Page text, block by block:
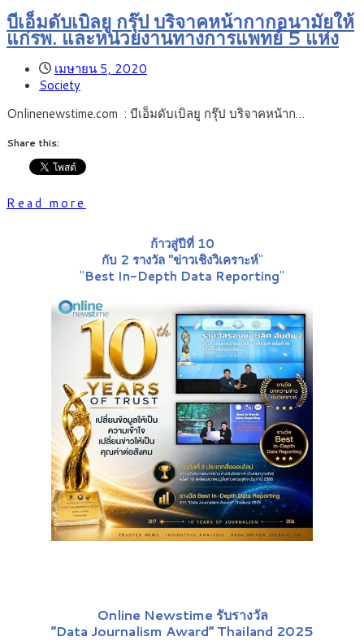
บีเอ็มดับเบิลยู กรุ๊ป บริจาคหน้ากากอนามัยให้
แก่รพ. และหน่วยงานทางการแพทย์ 5 แห่ง
เมษายน 5, 2020
Society
Onlinenewstime.com : บีเอ็มดับเบิลยู กรุ๊ป บริจาคหน้าก…
Share this:
Read more
ก้าวสู่ปีที่ 10
กับ 2 รางวัล "ข่าวเชิงวิเคราะห์"
"Best In-Depth Data Reporting"
Online Newstime รับรางวัล
“Data Journalism Award” Thailand 2025